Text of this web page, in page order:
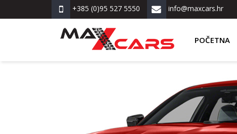
+385 (0)95 527 5550 info@maxcars.hr
POČETNA